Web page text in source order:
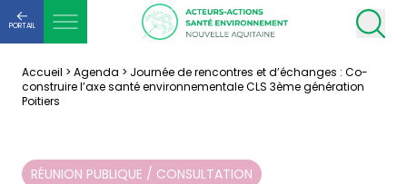
PORTAIL
Accueil > Agenda > Journée de rencontres et d’échanges : Co-
construire l’axe santé environnementale CLS 3ème génération
Poitiers
RÉUNION PUBLIQUE / CONSULTATION